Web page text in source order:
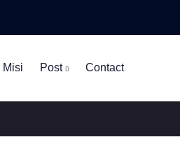
Misi Post Contact